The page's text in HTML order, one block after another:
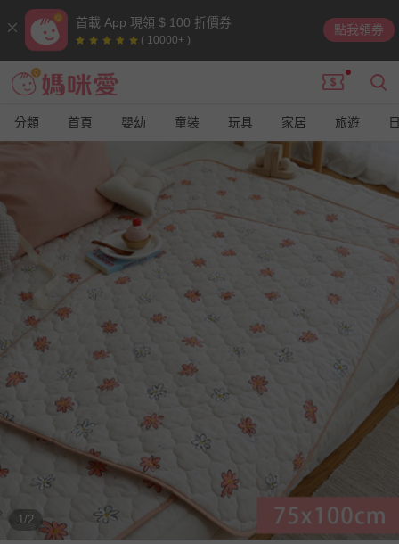
首載 App 現領 $ 100 折價券
( 10000+ )
點我領券
分類 首頁 嬰幼 童裝 玩具 家居 旅遊
1/2